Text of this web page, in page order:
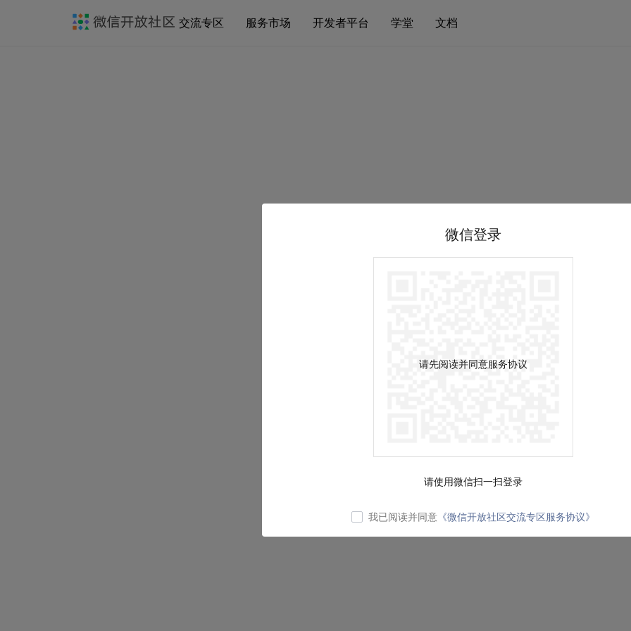
交流专区 服务市场 开发者平台 学堂 文档
微信登录
请先阅读并同意服务协议
请使用微信扫一扫登录
我已阅读并同意 《微信开放社区交流专区服务协议》